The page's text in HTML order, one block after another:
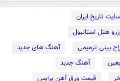
سایت تاریخ ایران
هتل استانبول
بینی ترمیمی
آهنگ های جدید
آهنگ جدید
قیمت ورق آهن پرایس